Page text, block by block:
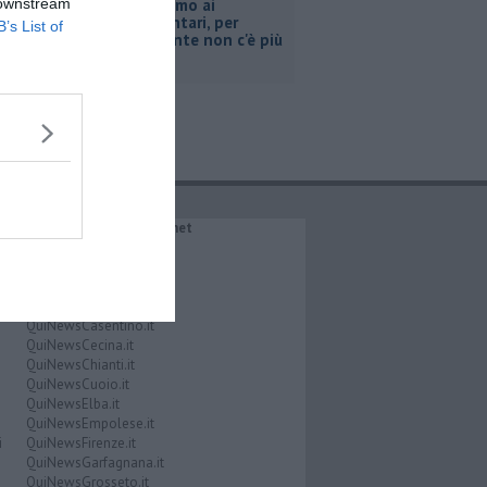
List of
Pacini, "siamo ai
supplementari, per
Retiambiente non c'è più
IL NETWORK QuiNews.net
QuiNewsCasentino.it
QuiNewsCecina.it
QuiNewsChianti.it
QuiNewsCuoio.it
QuiNewsElba.it
QuiNewsEmpolese.it
QuiNewsFirenze.it
QuiNewsGarfagnana.it
QuiNewsGrosseto.it